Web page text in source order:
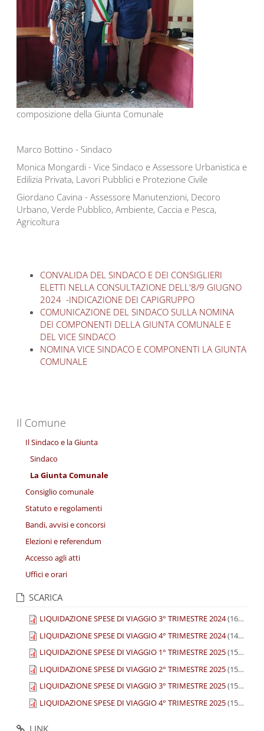
composizione della Giunta Comunale
Marco Bottino - Sindaco
Monica Mongardi - Vice Sindaco e Assessore Urbanistica e
Edilizia Privata, Lavori Pubblici e Protezione Civile
Giordano Cavina - Assessore Manutenzioni, Decoro
Urbano, Verde Pubblico, Ambiente, Caccia e Pesca,
Agricoltura
CONVALIDA DEL SINDACO E DEI CONSIGLIERI
ELETTI NELLA CONSULTAZIONE DELL'8/9 GIUGNO
2024 -INDICAZIONE DEI CAPIGRUPPO
COMUNICAZIONE DEL SINDACO SULLA NOMINA
DEI COMPONENTI DELLA GIUNTA COMUNALE E
DEL VICE SINDACO
NOMINA VICE SINDACO E COMPONENTI LA GIUNTA
COMUNALE
Il Comune
Il Sindaco e la Giunta
Sindaco
La Giunta Comunale
Consiglio comunale
Statuto e regolamenti
Bandi, avvisi e concorsi
Elezioni e referendum
Accesso agli atti
Uffici e orari
SCARICA
LIQUIDAZIONE SPESE DI VIAGGIO 3° TRIMESTRE 2024(160.18 KB)
LIQUIDAZIONE SPESE DI VIAGGIO 4° TRIMESTRE 2024(144.16 KB)
LIQUIDAZIONE SPESE DI VIAGGIO 1° TRIMESTRE 2025(153 KB)
LIQUIDAZIONE SPESE DI VIAGGIO 2° TRIMESTRE 2025(152.78 KB)
LIQUIDAZIONE SPESE DI VIAGGIO 3° TRIMESTRE 2025(152.15 KB)
LIQUIDAZIONE SPESE DI VIAGGIO 4° TRIMESTRE 2025(152.56 KB)